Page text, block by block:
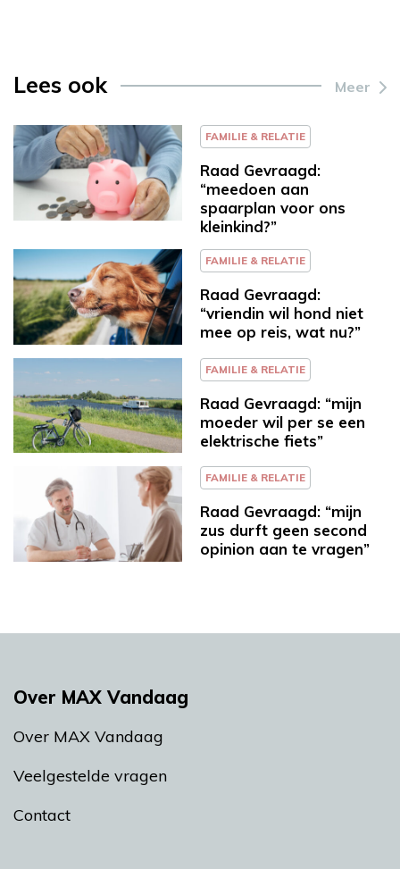
Lees ook Meer
FAMILIE & RELATIE
Raad Gevraagd:
“meedoen aan
spaarplan voor ons
kleinkind?”
FAMILIE & RELATIE
Raad Gevraagd:
“vriendin wil hond niet
mee op reis, wat nu?”
FAMILIE & RELATIE
Raad Gevraagd: “mijn
moeder wil per se een
elektrische fiets”
FAMILIE & RELATIE
Raad Gevraagd: “mijn
zus durft geen second
opinion aan te vragen”
Over MAX Vandaag
Over MAX Vandaag
Veelgestelde vragen
Contact